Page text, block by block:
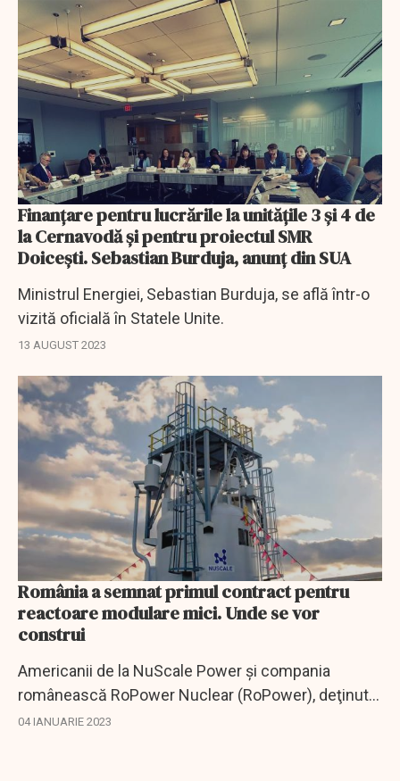
Finanţare pentru lucrările la unitățile 3 și 4 de
la Cernavodă şi pentru proiectul SMR
Doicești. Sebastian Burduja, anunţ din SUA
Ministrul Energiei, Sebastian Burduja, se află într-o
vizită oficială în Statele Unite.
13 AUGUST 2023
România a semnat primul contract pentru
reactoare modulare mici. Unde se vor
construi
Americanii de la NuScale Power şi compania
românească RoPower Nuclear (RoPower), deţinută
în cote egale de Nuclearelectrica şi Nova Power &
04 IANUARIE 2023